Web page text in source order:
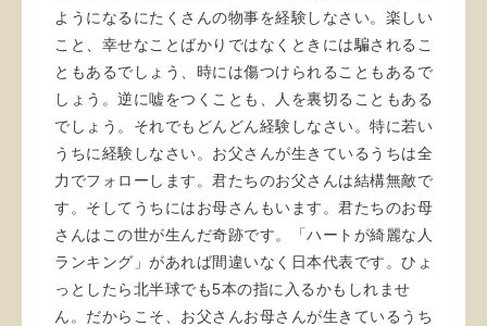
ようになるにたくさんの物事を経験しなさい。楽しい
こと、幸せなことばかりではなくときには騙されるこ
ともあるでしょう、時には傷つけられることもあるで
しょう。逆に嘘をつくことも、人を裏切ることもある
でしょう。それでもどんどん経験しなさい。特に若い
うちに経験しなさい。お父さんが生きているうちは全
力でフォローします。君たちのお父さんは結構無敵で
す。そしてうちにはお母さんもいます。君たちのお母
さんはこの世が生んだ奇跡です。「ハートが綺麗な人
ランキング」があれば間違いなく日本代表です。ひょ
っとしたら北半球でも5本の指に入るかもしれませ
ん。だからこそ、お父さんお母さんが生きているうち